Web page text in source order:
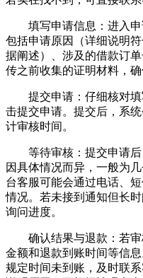
填写申请信息：进入
包括申请原因（详细说明
据阐述）、涉及的借款订
传之前收集的证明材料，确
提交申请：仔细核对
击提交申请。提交后，系
计审核时间。
等待审核：提交申请
因具体情况而异，一般为
台客服可能会通过电话、
情况。若未接到通知但长
询问进度。
确认结果与退款：若
金额和退款到账时间等信
规定时间未到账，及时联